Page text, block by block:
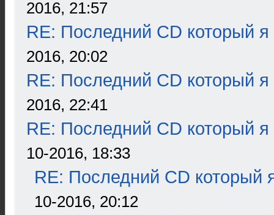
2016, 21:57
RE: Последний CD который я
2016, 20:02
RE: Последний CD который я
2016, 22:41
RE: Последний CD который я
10-2016, 18:33
RE: Последний CD который
10-2016, 20:12